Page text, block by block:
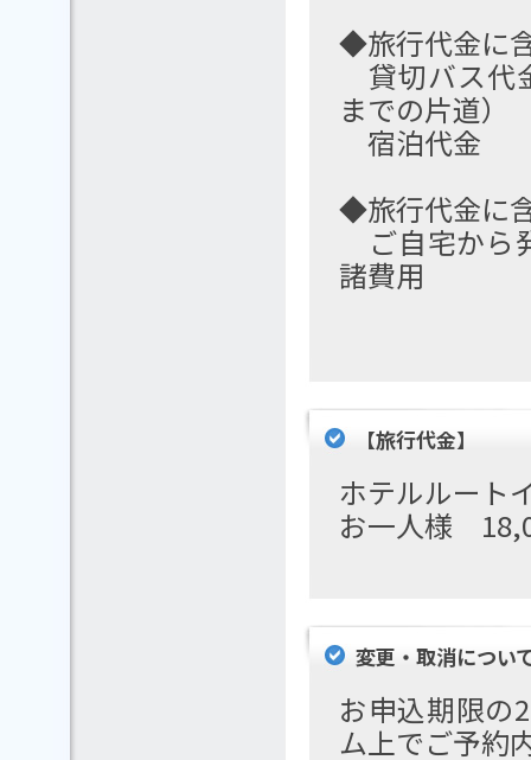
◆旅行代金に
貸切バス代
までの片道）
宿泊代金
◆旅行代金に
ご自宅から
諸費用
【旅行代金】
ホテルルート
お一人様
変更・取消につい
お申込期限の
ム上でご予約